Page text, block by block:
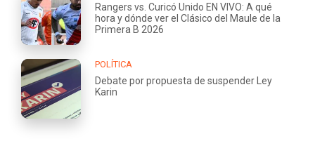
Rangers vs. Curicó Unido EN VIVO: A qué
hora y dónde ver el Clásico del Maule de la
Primera B 2026
POLÍTICA
Debate por propuesta de suspender Ley
Karin